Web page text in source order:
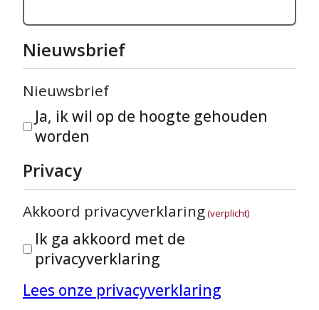
Nieuwsbrief
Nieuwsbrief
Ja, ik wil op de hoogte gehouden
worden
Privacy
Akkoord privacyverklaring(verplicht)
Ik ga akkoord met de
privacyverklaring
Lees onze privacyverklaring